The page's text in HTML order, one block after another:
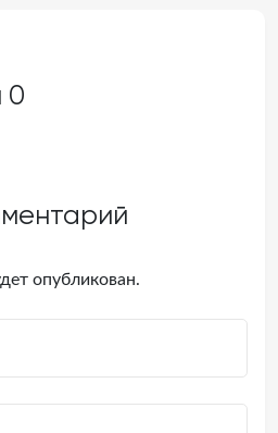
0
опубликован.